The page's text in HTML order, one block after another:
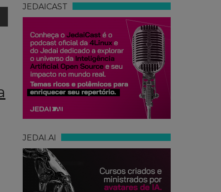
JEDAICAST
JEDAI.AI